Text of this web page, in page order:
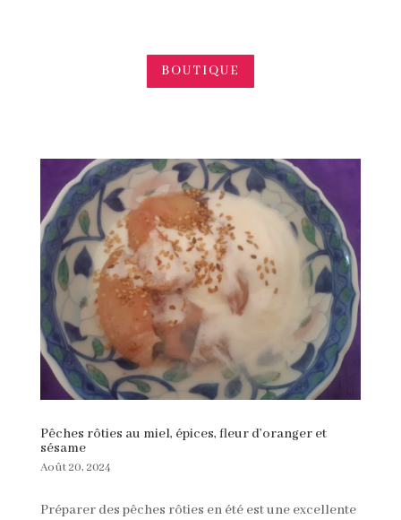
BOUTIQUE
Pêches rôties au miel, épices, fleur d’oranger et
sésame
Août 20, 2024
Préparer des pêches rôties en été est une excellente